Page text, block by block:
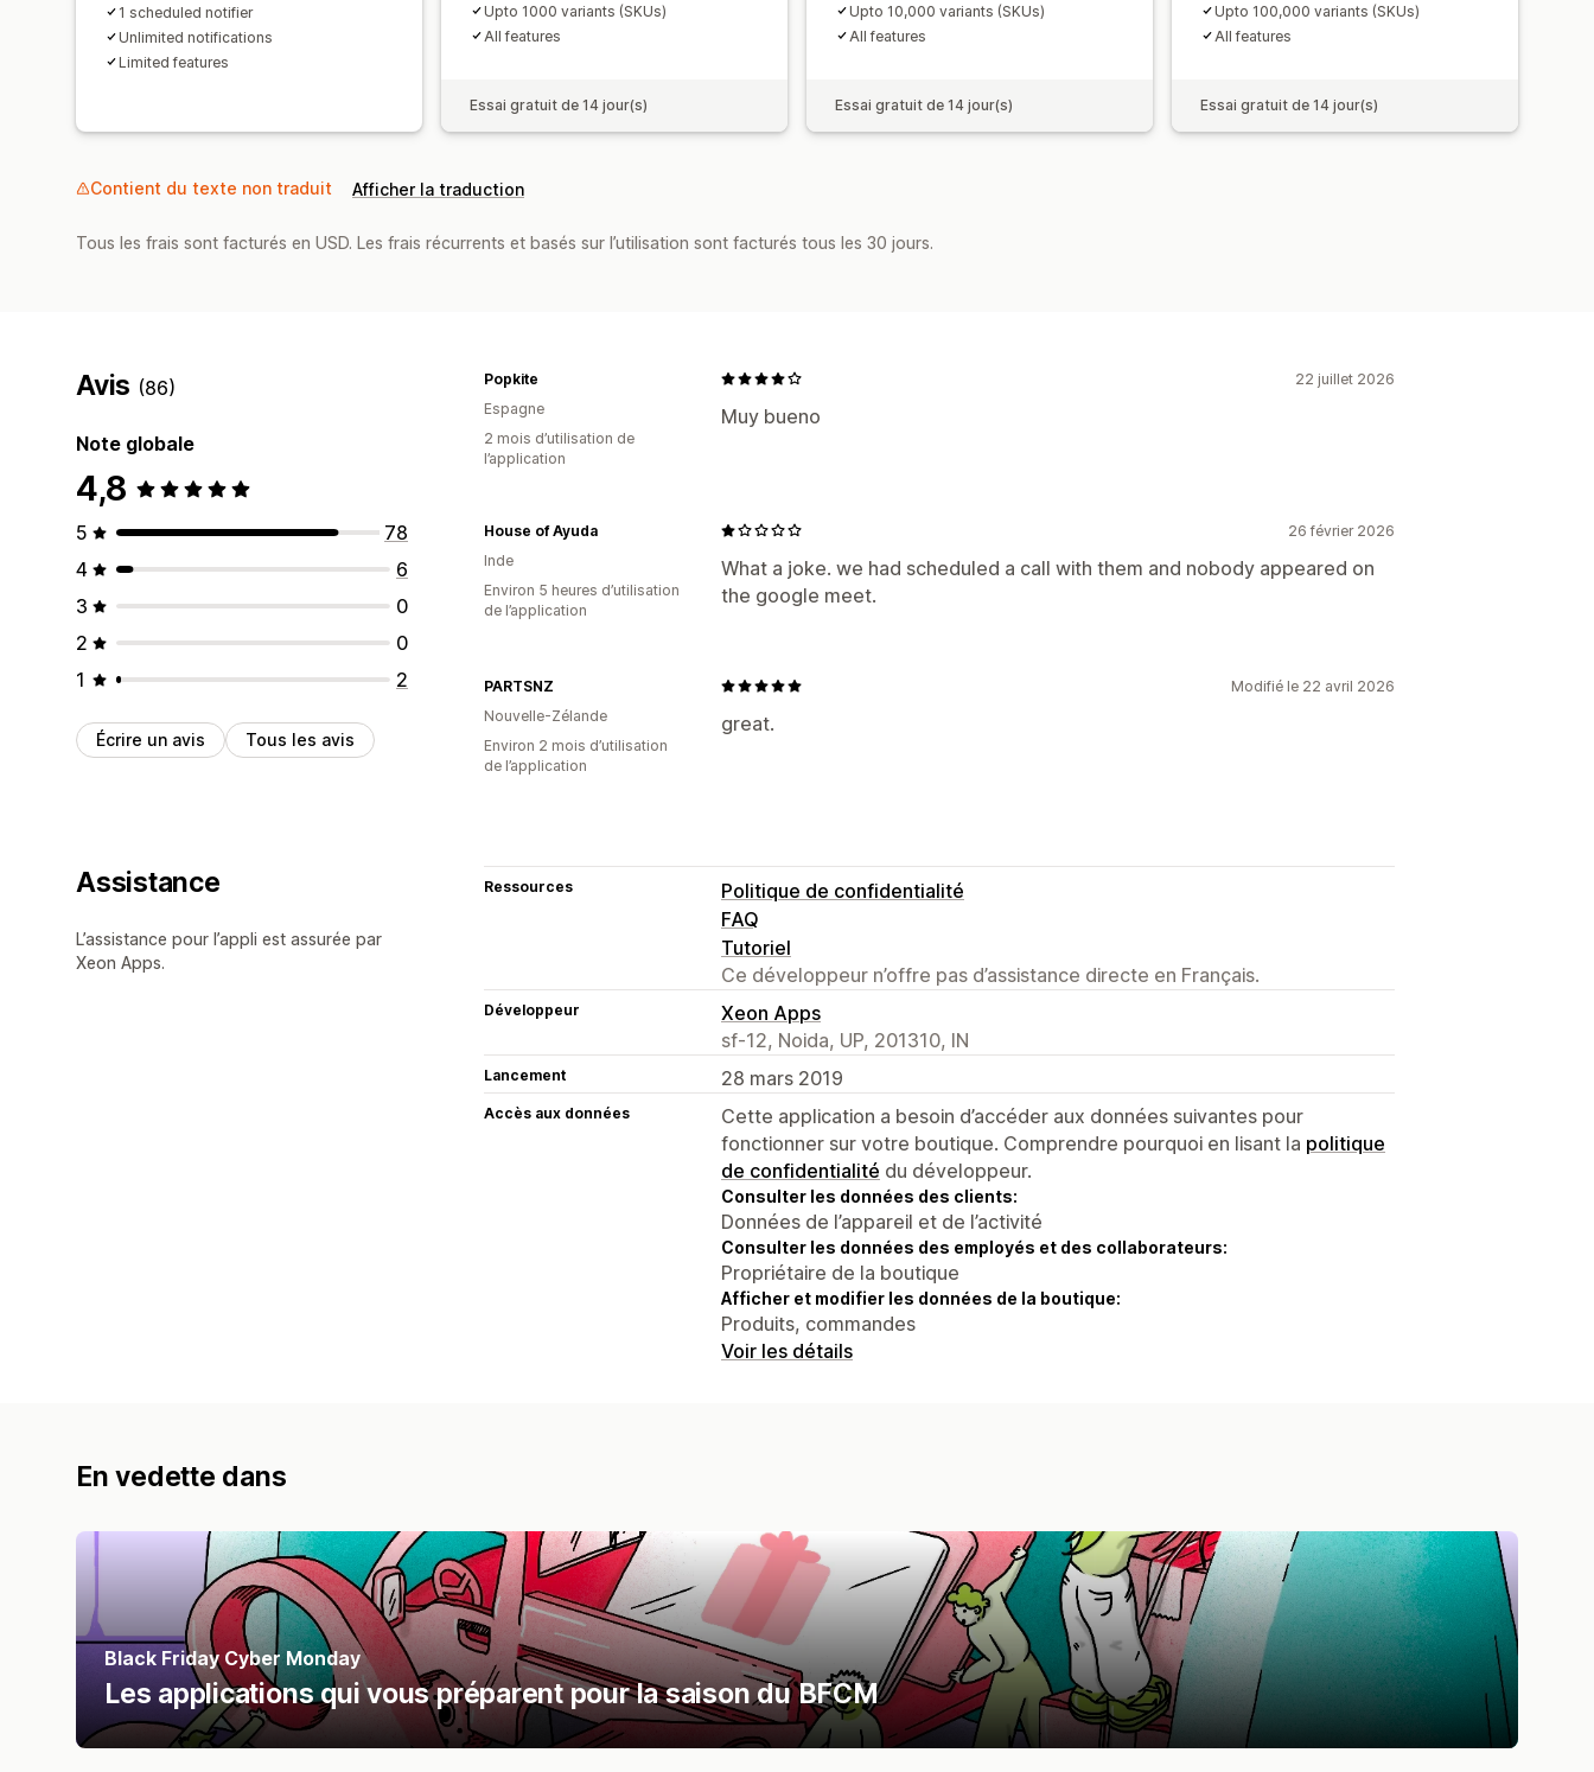
1 scheduled notifier
Unlimited notifications
Limited features
Upto 1000 variants (SKUs)
All features
Essai gratuit de 14 jour(s)
Upto 10,000 variants (SKUs)
All features
Essai gratuit de 14 jour(s)
Upto 100,000 variants (SKUs)
All features
Essai gratuit de 14 jour(s)
Contient du texte non traduit Afficher la traduction
Tous les frais sont facturés en USD. Les frais récurrents et basés sur l’utilisation sont facturés tous les 30 jours.
Avis (86)
Note globale
4,8
5
78
4
6
3
0
2
0
1
2
Écrire un avis Tous les avis
22 juillet 2026
Muy bueno
Popkite
Espagne
2 mois d’utilisation de
l’application
26 février 2026
What a joke. we had scheduled a call with them and nobody appeared on
the google meet.
House of Ayuda
Inde
Environ 5 heures d’utilisation
de l’application
Modifié le 22 avril 2026
great.
PARTSNZ
Nouvelle-Zélande
Environ 2 mois d’utilisation
de l’application
Assistance
L’assistance pour l’appli est assurée par
Xeon Apps.
Ressources
Politique de confidentialité
FAQ
Tutoriel
Ce développeur n’offre pas d’assistance directe en Français.
Développeur
Xeon Apps
sf-12, Noida, UP, 201310, IN
Lancement 28 mars 2019
Accès aux données
Cette application a besoin d’accéder aux données suivantes pour
fonctionner sur votre boutique. Comprendre pourquoi en lisant la politique
de confidentialité du développeur.
Consulter les données des clients:
Données de l’appareil et de l’activité
Consulter les données des employés et des collaborateurs:
Propriétaire de la boutique
Afficher et modifier les données de la boutique:
Produits, commandes
Voir les détails
En vedette dans
Black Friday Cyber Monday
Les applications qui vous préparent pour la saison du BFCM